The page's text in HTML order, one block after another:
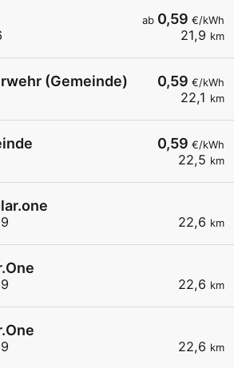
ab 0,59 €/kWh
21,9 km
0,59 €/kWh
22,1 km
(Gemeinde)
0,59 €/kWh
22,5 km
22,6 km
22,6 km
22,6 km